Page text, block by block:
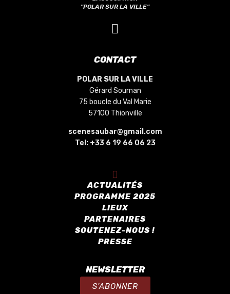
"POLAR SUR LA VILLE"
CONTACT
POLAR SUR LA VILLE
Gérard Souman
75 boucle du Val Marie
57100 Thionville
scenesaubar@gmail.com
Tel: +33 6 19 66 06 23
ACTUALITÉS
PROGRAMME 2025
LIEUX
PARTENAIRES
SOUTENEZ-NOUS !
PRESSE
NEWSLETTER
S'ABONNER